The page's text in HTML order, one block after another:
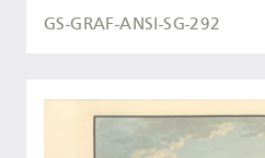
GS-GRAF-ANSI-SG-292